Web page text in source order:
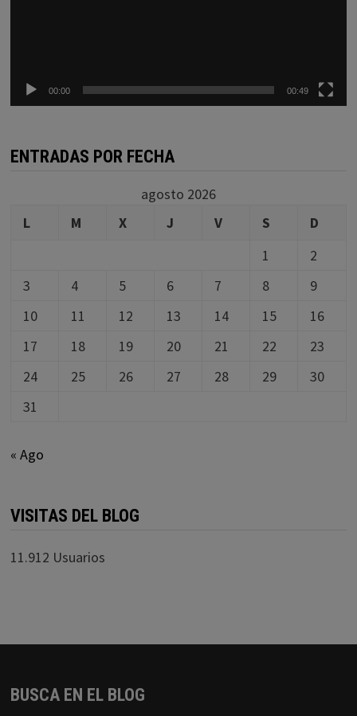
00:00 00:49
ENTRADAS POR FECHA
agosto 2026
L
M X J V S
D
1
2
3
4 5 6 7 8
9
10
11 12 13 14 15
16
17
18 19 20 21 22
23
24
25 26 27 28 29
30
31
« Ago
VISITAS DEL BLOG
11.912 Usuarios
BUSCA EN EL BLOG